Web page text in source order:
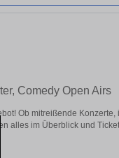
Comedy Open Airs
Ob mitreißende
alles im Überblick und